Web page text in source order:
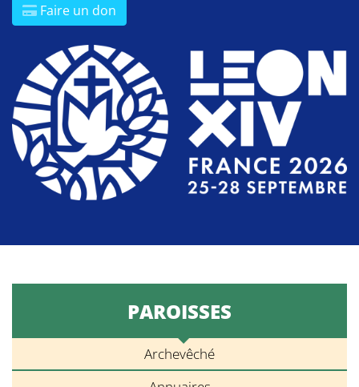
Faire un don
PAROISSES
Archevêché